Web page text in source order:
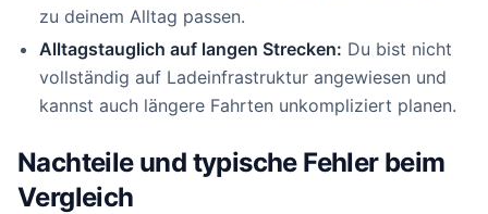
zu deinem Alltag passen.
Alltagstauglich auf langen Strecken: Du bist nicht
vollständig auf Ladeinfrastruktur angewiesen und
kannst auch längere Fahrten unkompliziert planen.
Nachteile und typische Fehler beim
Vergleich